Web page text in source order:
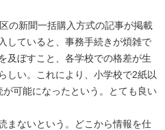
の新聞一括購入方式の記事が掲載
していると、事務手続きが煩雑で
及ぼすこと、各学校での格差が生
しい。これにより、小学校で2紙以
が可能になったという。とても良い
まないという。どこから情報を仕